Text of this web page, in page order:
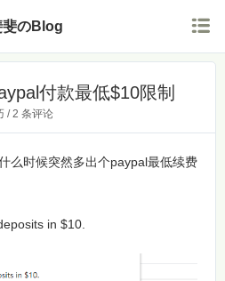
斐のBlog 
付款最低$10限制
/2 条评论
么时候突然多出个paypal最低续费
in $10.